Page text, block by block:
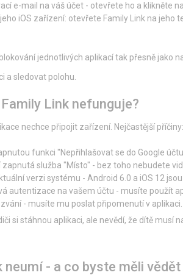
e-mail na váš účet - otevřete ho a klikněte
iOS zařízení: otevřete Family Link na
jednotlivých aplikací tak přesně jako
a sledovat polohu.
Link nefunguje?
nechce připojit zařízení. Nejčastější příčiny:
funkci "Nepřihlašovat se do Google
zapnutá služba "Místo" - bez toho nebudete
verzi systému - Android 6.0 a iOS 12
autentizace na vašem účtu - musíte použít
- musíte mu poslat připomenutí v aplikaci.
si stáhnou aplikaci, ale nevědí, že dítě
neumí - a co byste měli vědět